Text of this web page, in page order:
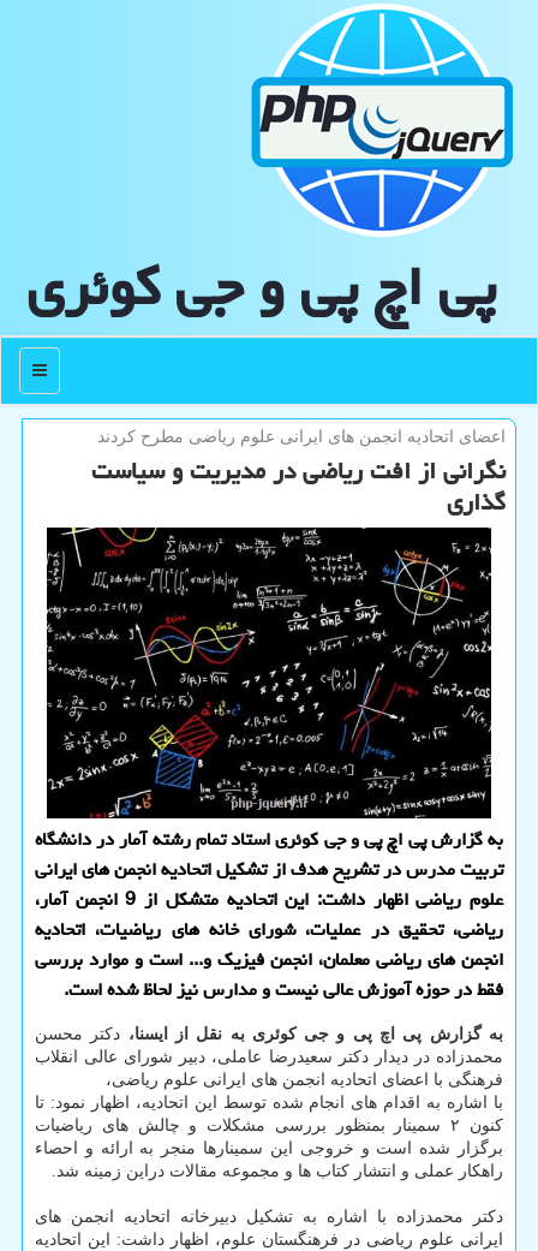
پی اچ پی و جی كوئری
منو
اعضای اتحادیه انجمن های ایرانی علوم ریاضی مطرح كردند
نگرانی از افت ریاضی در مدیریت و سیاست
گذاری
به گزارش پی اچ پی و جی كوئری استاد تمام رشته آمار در دانشگاه
تربیت مدرس در تشریح هدف از تشكیل اتحادیه انجمن های ایرانی
علوم ریاضی اظهار داشت: این اتحادیه متشكل از 9 انجمن آمار،
ریاضی، تحقیق در عملیات، شورای خانه های ریاضیات، اتحادیه
انجمن های ریاضی معلمان، انجمن فیزیك و... است و موارد بررسی
فقط در حوزه آموزش عالی نیست و مدارس نیز لحاظ شده است.
به گزارش پی اچ پی و جی کوئری به نقل از ایسنا، دکتر محسن
محمدزاده در دیدار دکتر سعیدرضا عاملی، دبیر شورای عالی انقلاب
فرهنگی با اعضای اتحادیه انجمن های ایرانی علوم ریاضی،
با اشاره به اقدام های انجام شده توسط این اتحادیه، اظهار نمود: تا
کنون ۲ سمینار بمنظور بررسی مشکلات و چالش های ریاضیات
برگزار شده است و خروجی این سمینارها منجر به ارائه و احصاء
راهکار عملی و انتشار کتاب ها و مجموعه مقالات دراین زمینه شد.
دکتر محمدزاده با اشاره به تشکیل دبیرخانه اتحادیه انجمن های
ایرانی علوم ریاضی در فرهنگستان علوم، اظهار داشت: این اتحادیه